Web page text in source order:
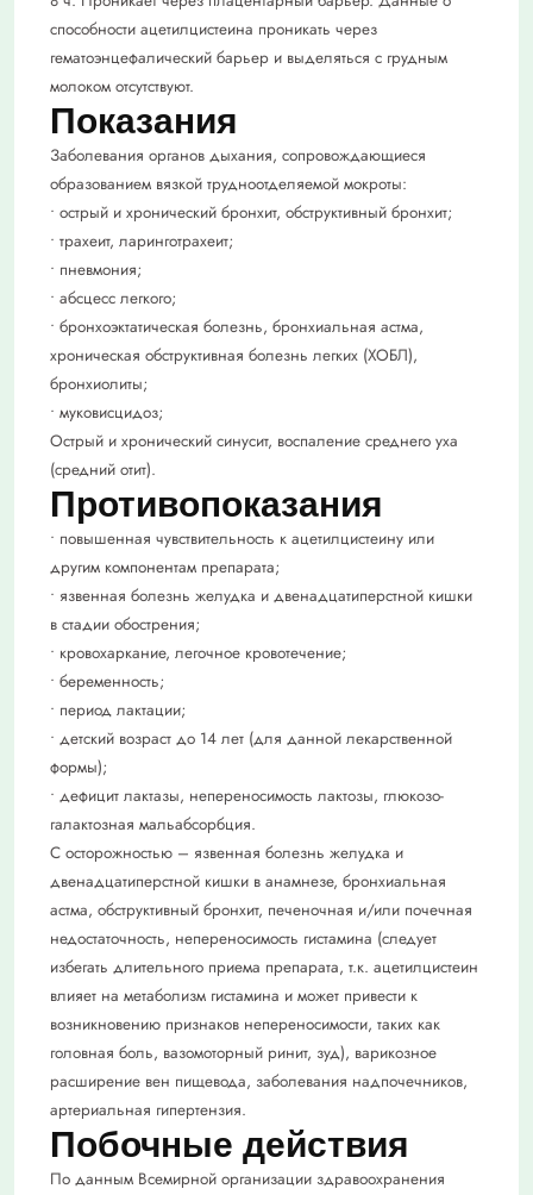
способности ацетилцистеина проникать через
гематоэнцефалический барьер и выделяться с грудным
молоком отсутствуют.
Показания
Заболевания органов дыхания, сопровождающиеся
образованием вязкой трудноотделяемой мокроты:
• острый и хронический бронхит, обструктивный бронхит;
• трахеит, ларинготрахеит;
• пневмония;
• абсцесс легкого;
• бронхоэктатическая болезнь, бронхиальная астма,
хроническая обструктивная болезнь легких (ХОБЛ),
бронхиолиты;
• муковисцидоз;
Острый и хронический синусит, воспаление среднего уха
(средний отит).
Противопоказания
• повышенная чувствительность к ацетилцистеину или
другим компонентам препарата;
• язвенная болезнь желудка и двенадцатиперстной кишки
в стадии обострения;
• кровохаркание, легочное кровотечение;
• беременность;
• период лактации;
• детский возраст до 14 лет (для данной лекарственной
формы);
• дефицит лактазы, непереносимость лактозы, глюкозо-
галактозная мальабсорбция.
С осторожностью – язвенная болезнь желудка и
двенадцатиперстной кишки в анамнезе, бронхиальная
астма, обструктивный бронхит, печеночная и/или почечная
недостаточность, непереносимость гистамина (следует
избегать длительного приема препарата, т.к. ацетилцистеин
влияет на метаболизм гистамина и может привести к
возникновению признаков непереносимости, таких как
головная боль, вазомоторный ринит, зуд), варикозное
расширение вен пищевода, заболевания надпочечников,
артериальная гипертензия.
Побочные действия
По данным Всемирной организации здравоохранения